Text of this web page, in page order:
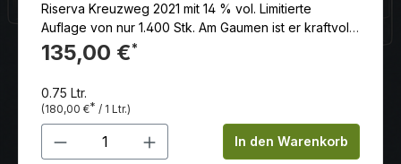
Riserva Kreuzweg 2021 mit 14 % vol. Limitierte
Auflage von nur 1.400 Stk. Am Gaumen ist er kraftvoll
und strukturiert, mit einer ausgeprägten Säure, die
ihm eine lebendige Frische verleiht. Die Reifung im
angenehme Würze.
135,00 €*
0.75 Ltr.
(180,00 €* / 1 Ltr.)
Produkt Anzahl: Gib denIn den Warenkorb